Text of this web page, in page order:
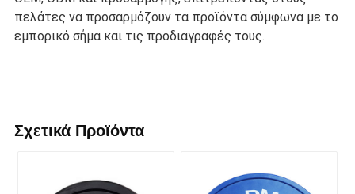
πελάτες να προσαρμόζουν τα προϊόντα σύμφωνα με το
εμπορικό σήμα και τις προδιαγραφές τους.
Σχετικά Προϊόντα